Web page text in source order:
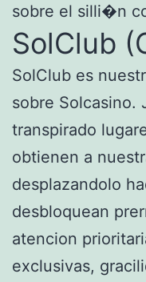
sobre el silli�n
SolClub
SolClub es
sobre Solcasino.
transpirado
obtienen a
desplazandolo
desbloquean
atencion
exclusivas,